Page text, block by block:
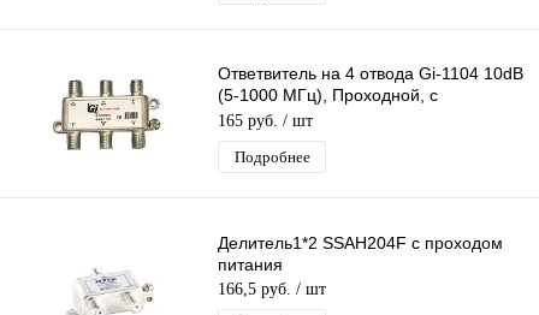
Ответвитель на 4 отвода Gi-1104 10dB
(5-1000 МГц), Проходной, с
ответвлением на 4 выхода по 10 дБ
165 руб. / шт
Подробнее
Делитель1*2 SSAH204F с проходом
питания
166,5 руб. / шт